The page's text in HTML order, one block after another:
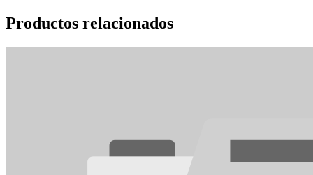
Productos relacionados